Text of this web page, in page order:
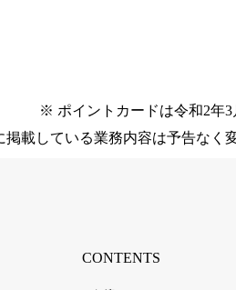
※ ポイントカードは令和2年3
載している業務内容は予告なく
CONTENTS